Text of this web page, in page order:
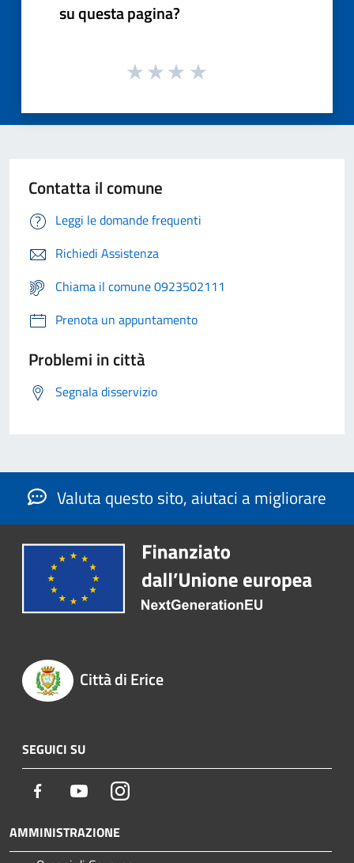
su questa pagina?
Contatta il comune
Leggi le domande frequenti
Richiedi Assistenza
Chiama il comune 0923502111
Prenota un appuntamento
Problemi in città
Segnala disservizio
Valuta questo sito, aiutaci a migliorare
Città di Erice
SEGUICI SU
Facebook YoutubeInstagram
AMMINISTRAZIONE